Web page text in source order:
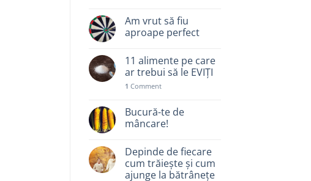
Am vrut să fiu
aproape perfect
11 alimente pe care
ar trebui să le EVIȚI
1 Comment
Bucură-te de
mâncare!
Depinde de fiecare
cum trăiește și cum
ajunge la bătrânețe